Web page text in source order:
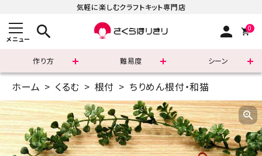
気軽に楽しむクラフトキット専門店
メニュー search person 0
作り方 難易度 シーン
まずはこちら
ショッピングガイド
よくあるご質問
ホーム くるむ 根付 ちりめん根付・和猫